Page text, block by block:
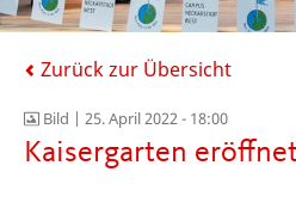
Zurück zur Übersicht
Bild | 25. April 2022 - 18:00
Kaisergarten